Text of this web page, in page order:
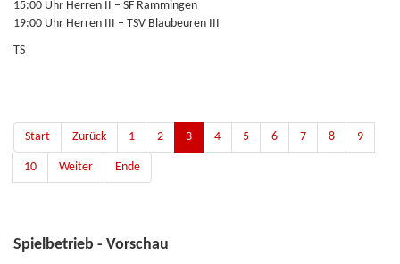
15:00 Uhr Herren II – SF Rammingen
19:00 Uhr Herren III – TSV Blaubeuren III
TS
Start Zurück 1 2 3 4 5 6 7 8 9
10 Weiter Ende
Spielbetrieb - Vorschau